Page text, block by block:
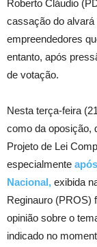
Roberto Cláudio
cassação do
empreendedores
entanto, após
de votação.
Nesta terça-feira
como da oposição,
Projeto de Lei
especialmente
Nacional, exibida
Reginauro (PROS)
opinião sobre o
indicado no